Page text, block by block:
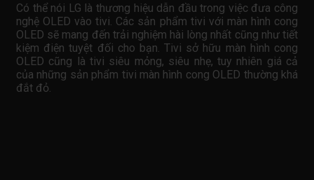
Có thể nói LG là thương hiệu dẫn đầu trong việc đưa công
nghệ OLED vào tivi. Các sản phẩm tivi với màn hình cong
OLED sẽ mang đến trải nghiệm hài lòng nhất cũng như tiết
kiệm điện tuyệt đối cho bạn. Tivi sở hữu màn hình cong
OLED cũng là tivi siêu mỏng, siêu nhẹ, tuy nhiên giá cả
của những sản phẩm tivi màn hình cong OLED thường khá
đắt đỏ.